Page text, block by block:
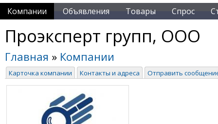
Компании Объявления Товары Спрос
Проэксперт групп, ООО
Главная » Компании
Карточка компании Контакты и адреса Отправить